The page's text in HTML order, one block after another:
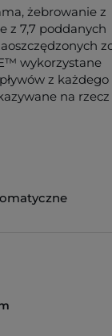
żebrowanie z
z 7,7 poddanych
wykorzystane
z każdego
na rzecz